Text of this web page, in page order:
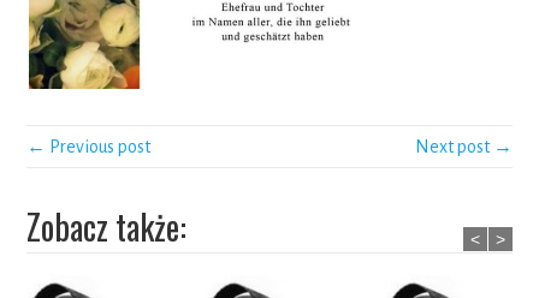
← Previous post Next post →
Zobacz także: < >